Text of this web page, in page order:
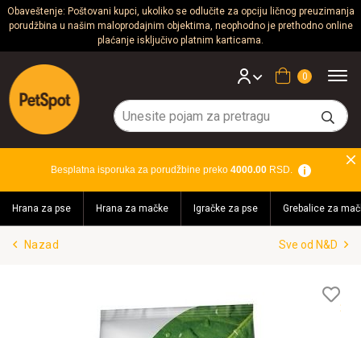
Obaveštenje: Poštovani kupci, ukoliko se odlučite za opciju ličnog preuzimanja
porudžbina u našim maloprodajnim objektima, neophodno je prethodno online
plaćanje isključivo platnim karticama.
Psi
Mačke
Glodari
Akvaristika
Teraristika
Brendovi
Korpa
Besplatna isporuka za porudžbine preko 4000.00RSD.
Hrana za pse Hrana za mačke Igračke za pse Grebalice za
Nazad Sve od N&D